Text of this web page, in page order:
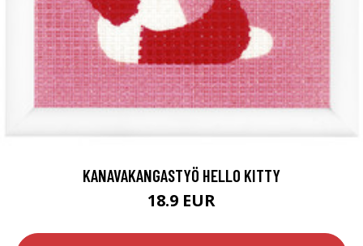
KANAVAKANGASTYÖ HELLO KITTY
18.9 EUR